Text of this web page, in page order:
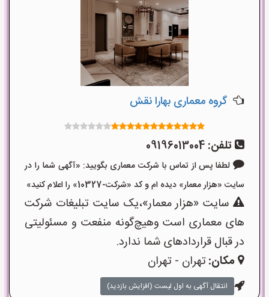
گروه معماری بهارا نقش
تلفن: 09196013004
لطفا پس از تماس با شرکت معماری بگویید: «آگهی شما را در
سایت «هزار معمار» دیده ام و کد «شرکت-10327» را اعلام کنید»
سایت «هزار معمار»،یک سایت تبلیغات شرکت
های معماری است وهیچ‌گونه منفعت و مسئولیتی
در قبال قراردادهای شما ندارد.
مکان:تهران - تهران
انتقال آگهی به اول لیست (افزایش بازدید)